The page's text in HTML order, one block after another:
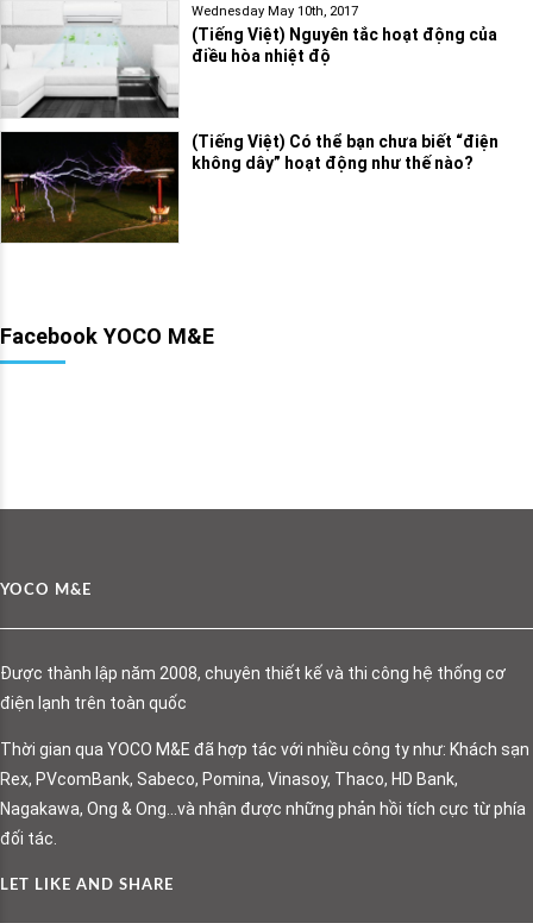
Wednesday May 10th, 2017
(Tiếng Việt) Nguyên tắc hoạt động của
điều hòa nhiệt độ
(Tiếng Việt) Có thể bạn chưa biết “điện
không dây” hoạt động như thế nào?
Facebook YOCO M&E
YOCO M&E
Được thành lập năm 2008, chuyên thiết kế và thi công hệ thống cơ
điện lạnh trên toàn quốc
Thời gian qua YOCO M&E đã hợp tác với nhiều công ty như: Khách sạn
Rex, PVcomBank, Sabeco, Pomina, Vinasoy, Thaco, HD Bank,
Nagakawa, Ong & Ong…và nhận được những phản hồi tích cực từ phía
đối tác.
LET LIKE AND SHARE